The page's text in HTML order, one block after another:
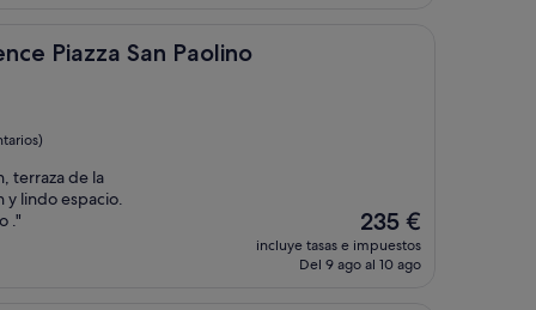
Piazza San Paolino
San Paolino
terraza de la
y lindo espacio.
."
El
precio
actual
235 €
incluye tasas e impuestos
Del 9 ago al 10 ago